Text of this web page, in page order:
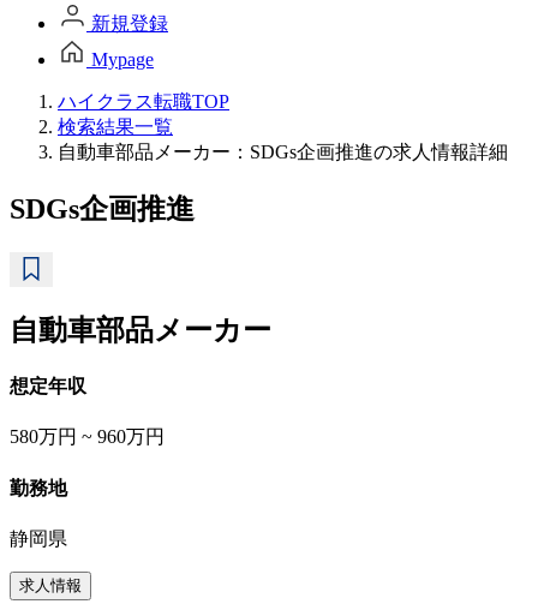
新規登録
Mypage
ハイクラス転職TOP
検索結果一覧
自動車部品メーカー：SDGs企画推進の求人情報詳細
SDGs企画推進
自動車部品メーカー
想定年収
580万円 ~ 960万円
勤務地
静岡県
求人情報